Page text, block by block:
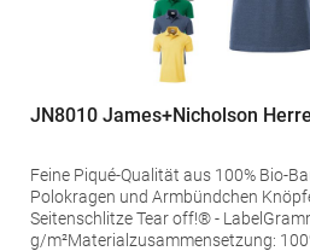
JN8010 James+Nicholson
Feine Piqué-Qualität aus 100% Bio-Baumwolle
Polokragen und Armbündchen Knöpfe Ton in Ton 2 Knöpfe
Seitenschlitze Tear off!® - LabelGrammatur: 180
g/m²Materialzusammensetzung: